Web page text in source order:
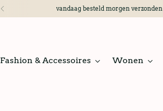
vandaag besteld morgen verzonden
Fashion & Accessoires Wonen